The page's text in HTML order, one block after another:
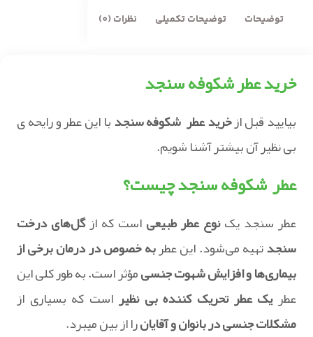
توضیحات توضیحات تکمیلی نظرات (0)
خرید عطر شکوفه سنجد
بیایید قبل ازخرید عطر شکوفه سنجدبا این عطر و رایحه ی
بی نظیر آن بیشتر آشنا شویم.
عطر شکوفه سنجد چیست؟
عطر سنجد یکنوع عطر طبیعیاست که ازگل‌های درخت
سنجدتهیه می‌شود. این عطربه خصوص در درمان برخی از
بیماری‌ها و افزایش شهوت جنسیمؤثر است. به طور کلی این
عطریک عطر تحریک کننده بی نظیر است که بسیاری از
مشکلات جنسی در بانوان و آقایانرا از بین میبرد.